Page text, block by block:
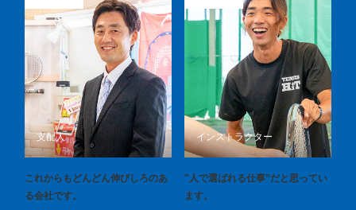
支配人
これからもどんどん伸びしろのあ
る会社です。
インストラクター
"人で選ばれる仕事”だと思ってい
ます。